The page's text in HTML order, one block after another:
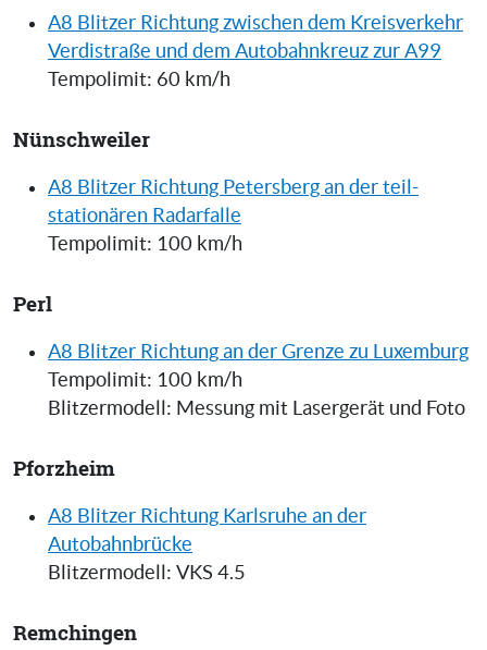
A8 Blitzer Richtung zwischen dem Kreisverkehr
Verdistraße und dem Autobahnkreuz zur A99
Tempolimit: 60 km/h
Nünschweiler
A8 Blitzer Richtung Petersberg an der teil-
stationären Radarfalle
Tempolimit: 100 km/h
Perl
A8 Blitzer Richtung an der Grenze zu Luxemburg
Tempolimit: 100 km/h
Blitzermodell: Messung mit Lasergerät und Foto
Pforzheim
A8 Blitzer Richtung Karlsruhe an der
Autobahnbrücke
Blitzermodell: VKS 4.5
Remchingen